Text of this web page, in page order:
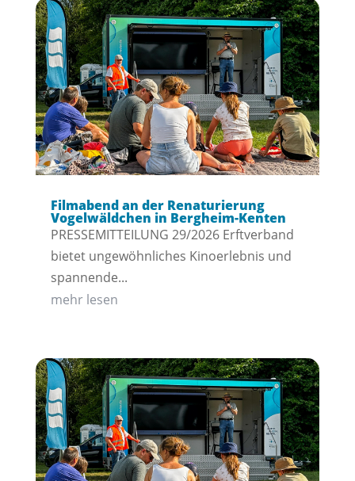
Filmabend an der Renaturierung
Vogelwäldchen in Bergheim-Kenten
PRESSEMITTEILUNG 29/2026 Erftverband
bietet ungewöhnliches Kinoerlebnis und
spannende...
mehr lesen